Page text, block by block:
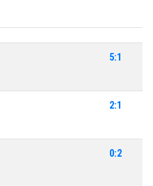
5:1
2:1
0:2